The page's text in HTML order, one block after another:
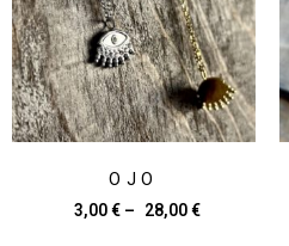
OJO
3,00€– 28,00€